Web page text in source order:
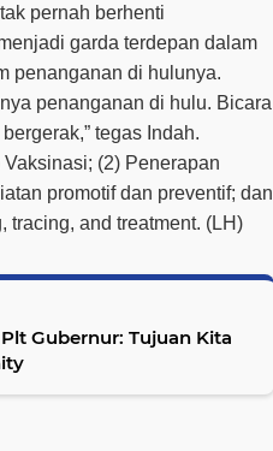
pernah berhenti
garda terdepan dalam
penanganan di hulunya.
penanganan di hulu. Bicara
tegas Indah.
(2) Penerapan
promotif dan preventif; dan
tracing, and treatment. (LH)
Gubernur: Tujuan Kita